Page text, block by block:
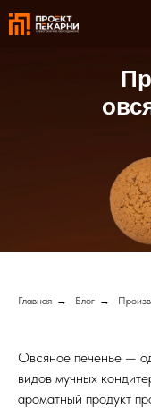
Главная → Блог →
Овсяное печенье —
видов мучных
ароматный продукт